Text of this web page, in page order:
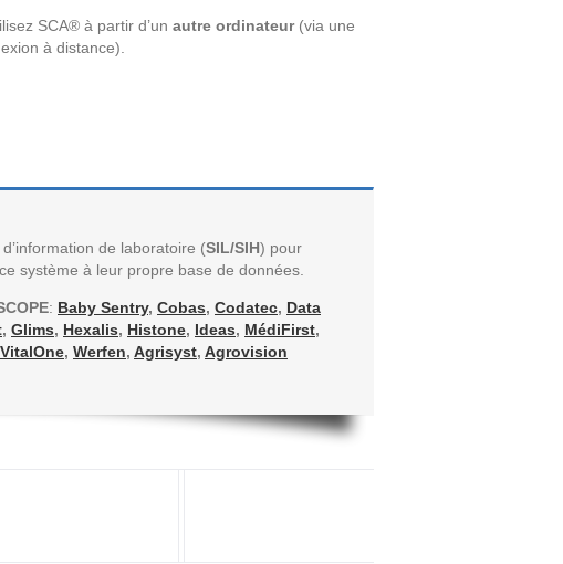
SCA® à partir d’un autre ordinateur(via une
à distance).
de laboratoire (SIL/SIH) pour
système à leur propre base de données.
: Baby Sentry, Cobas, Codatec, Data
, Glims, Hexalis, Histone, Ideas, MédiFirst,
VitalOne, Werfen, Agrisyst, Agrovision